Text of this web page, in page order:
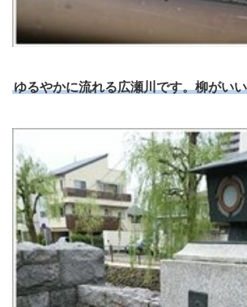
ゆるやかに流れる広瀬川です。柳がい